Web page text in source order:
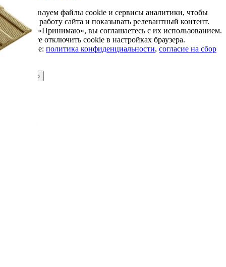
Мы используем файлы cookie и сервисы аналитики, чтобы
улучшить работу сайта и показывать релевантный контент.
Нажимая «Принимаю», вы соглашаетесь с их использованием.
Вы можете отключить cookie в настройках браузера.
Подробнее: политика конфиденциальности, согласие на сбор
Принимаю